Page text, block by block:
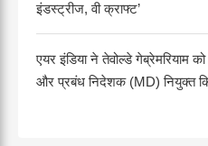
इंडस्ट्रीज, वी क्राफ्ट’
एयर इंडिया ने तेवोल्डे गेब्रेमरियाम
और प्रबंध निदेशक (MD) नियुक्त